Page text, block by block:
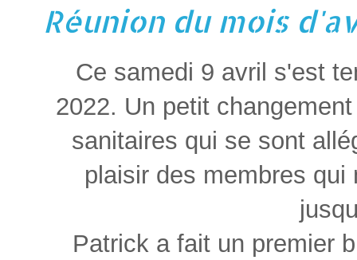
Réunion du mois
Ce samedi 9 avril s'est
2022. Un petit
sanitaires qui se sont
plaisir des membres
Patrick a fait un premier